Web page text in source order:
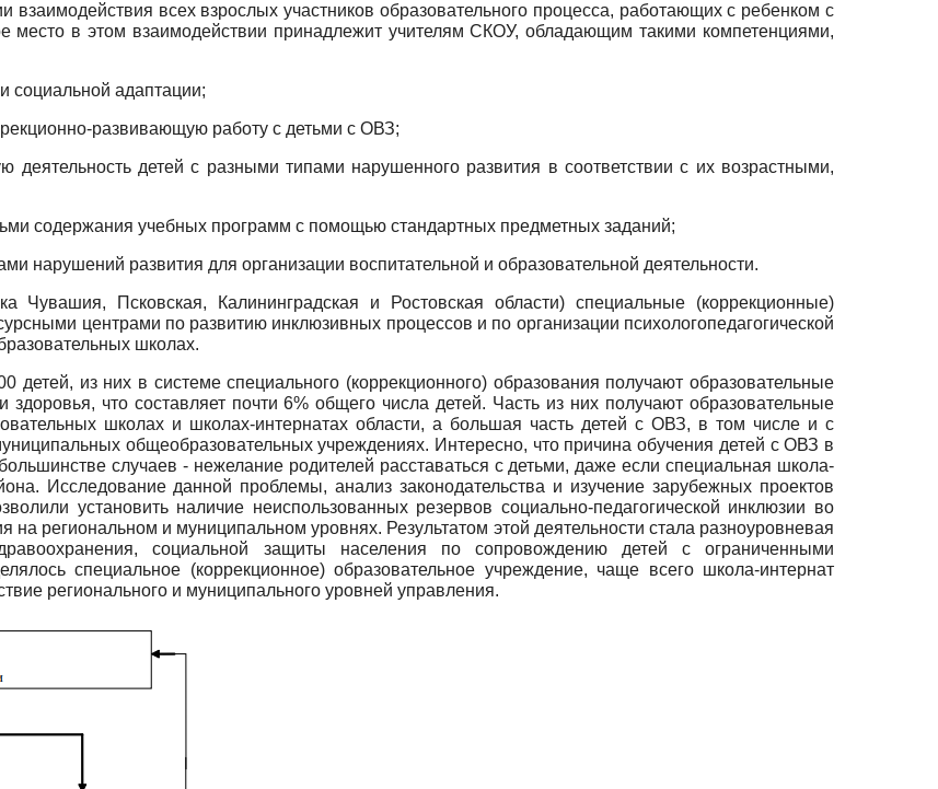
всех взрослых участников образовательного процесса, работающих с ребенком с
место в этом взаимодействии принадлежит учителям СКОУ, обладающим такими ком­петенциями,
социальной адаптации;
развивающую работу с детьми с ОВЗ;
деятельность детей с разными типами нарушенного развития в соответствии с их возрастными,
содержания учебных программ с помощью стандартных предметных заданий;
нарушений развития для организации воспитательной и образовательной деятельности.
Псковская, Калининградская и Ростовская области) специальные (коррекционные)
центрами по развитию инклюзивных процессов и по организации психолого­педагогической
школах.
детей, из них в системе специального (коррекционного) образования получают образовательные
что составляет почти 6% общего числа детей. Часть из них получают образовательные
школах и школах-интернатах области, а большая часть детей с ОВЗ, в том числе и с
общеобразовательных учреждениях. Интересно, что причина обучения детей с ОВЗ в
случаев - нежелание родителей расставаться с детьми, даже если специальная школа-
Исследование данной проблемы, анализ законодательства и изучение зарубежных проектов
установить наличие неиспользованных резервов социально-педагогической инклюзии во
на региональном и муниципальном уровнях. Результатом этой деятельности стала разноуровневая
социальной защиты населения по сопровождению детей с ограниченными
специальное (коррекционное) образовательное учреждение, чаще всего школа-интернат
регионального и муниципального уровней управления.